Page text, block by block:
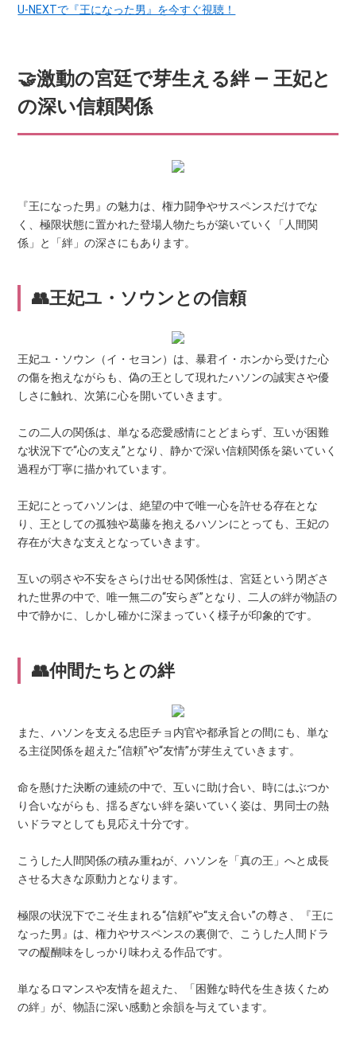
U-NEXTで『王になった男』を今すぐ視聴！
🤝激動の宮廷で芽生える絆 ― 王妃と
の深い信頼関係
『王になった男』の魅力は、権力闘争やサスペンスだけでな
く、極限状態に置かれた登場人物たちが築いていく「人間関
係」と「絆」の深さにもあります。
👥王妃ユ・ソウンとの信頼
王妃ユ・ソウン（イ・セヨン）は、暴君イ・ホンから受けた心
の傷を抱えながらも、偽の王として現れたハソンの誠実さや優
しさに触れ、次第に心を開いていきます。
この二人の関係は、単なる恋愛感情にとどまらず、互いが困難
な状況下で“心の支え”となり、静かで深い信頼関係を築いていく
過程が丁寧に描かれています。
王妃にとってハソンは、絶望の中で唯一心を許せる存在とな
り、王としての孤独や葛藤を抱えるハソンにとっても、王妃の
存在が大きな支えとなっていきます。
互いの弱さや不安をさらけ出せる関係性は、宮廷という閉ざさ
れた世界の中で、唯一無二の“安らぎ”となり、二人の絆が物語の
中で静かに、しかし確かに深まっていく様子が印象的です。
👥仲間たちとの絆
また、ハソンを支える忠臣チョ内官や都承旨との間にも、単な
る主従関係を超えた“信頼”や“友情”が芽生えていきます。
命を懸けた決断の連続の中で、互いに助け合い、時にはぶつか
り合いながらも、揺るぎない絆を築いていく姿は、男同士の熱
いドラマとしても見応え十分です。
こうした人間関係の積み重ねが、ハソンを「真の王」へと成長
させる大きな原動力となります。
極限の状況下でこそ生まれる“信頼”や“支え合い”の尊さ、『王に
なった男』は、権力やサスペンスの裏側で、こうした人間ドラ
マの醍醐味をしっかり味わえる作品です。
単なるロマンスや友情を超えた、「困難な時代を生き抜くため
の絆」が、物語に深い感動と余韻を与えています。